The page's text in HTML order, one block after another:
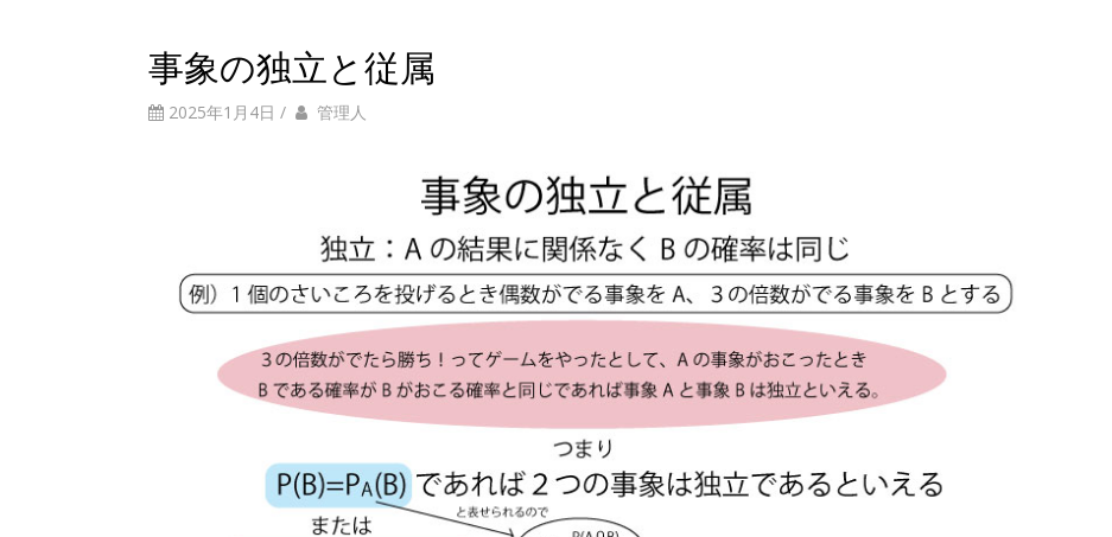
事象の独立と従属
2025年1月4日 / 管理人